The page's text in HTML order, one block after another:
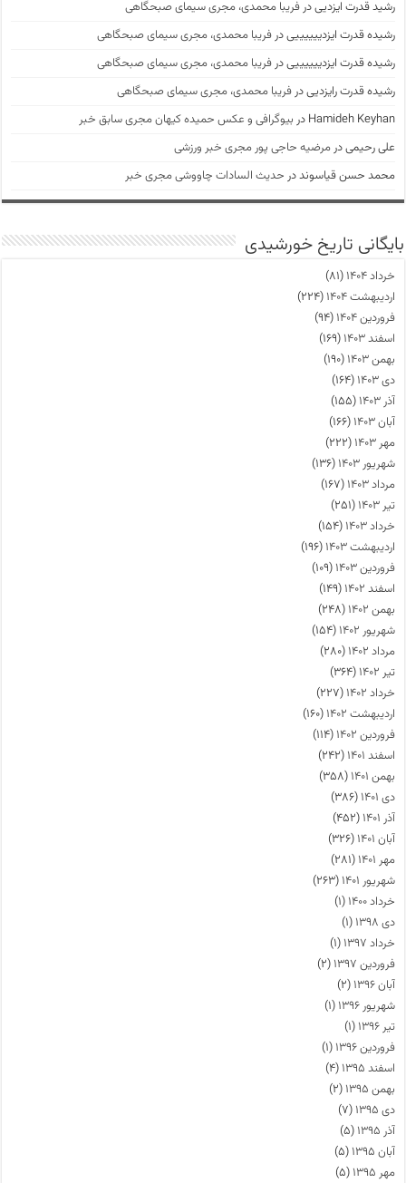
رشید قدرت ایزدییدرفریبا محمدی، مجری سیمای صبحگاهی
رشیده قدرت ایزدیییییییدرفریبا محمدی، مجری سیمای صبحگاهی
رشیده قدرت ایزدیییییییدرفریبا محمدی، مجری سیمای صبحگاهی
رشیده قدرت رایزدییدرفریبا محمدی، مجری سیمای صبحگاهی
Hamideh Keyhan در بیوگرافی و عکس حمیده کیهان مجری سابق خبر
علی رحیمیدرمرضیه حاجی پور مجری خبر ورزشی
محمد حسن قیاسونددر حدیث السادات چاووشی مجری خبر
بایگانی تاریخ خورشیدی
خرداد ۱۴۰۴
(۸۱)
اردیبهشت ۱۴۰۴
(۲۲۴)
فروردین ۱۴۰۴
(۹۴)
اسفند ۱۴۰۳
(۱۶۹)
بهمن ۱۴۰۳
(۱۹۰)
دی ۱۴۰۳
(۱۶۴)
آذر ۱۴۰۳
(۱۵۵)
آبان ۱۴۰۳
(۱۶۶)
مهر ۱۴۰۳
(۲۲۲)
شهریور ۱۴۰۳
(۱۳۶)
مرداد ۱۴۰۳
(۱۶۷)
تیر ۱۴۰۳
(۲۵۱)
خرداد ۱۴۰۳
(۱۵۴)
اردیبهشت ۱۴۰۳
(۱۹۶)
فروردین ۱۴۰۳
(۱۰۹)
اسفند ۱۴۰۲
(۱۴۹)
بهمن ۱۴۰۲
(۲۴۸)
شهریور ۱۴۰۲
(۱۵۴)
مرداد ۱۴۰۲
(۲۸۰)
تیر ۱۴۰۲
(۳۶۴)
خرداد ۱۴۰۲
(۲۲۷)
اردیبهشت ۱۴۰۲
(۱۶۰)
فروردین ۱۴۰۲
(۱۱۴)
اسفند ۱۴۰۱
(۲۴۲)
بهمن ۱۴۰۱
(۳۵۸)
دی ۱۴۰۱
(۳۸۶)
آذر ۱۴۰۱
(۴۵۲)
آبان ۱۴۰۱
(۳۲۶)
مهر ۱۴۰۱
(۲۸۱)
شهریور ۱۴۰۱
(۲۶۳)
خرداد ۱۴۰۰
(۱)
دی ۱۳۹۸
(۱)
خرداد ۱۳۹۷
(۱)
فروردین ۱۳۹۷
(۲)
آبان ۱۳۹۶
(۲)
شهریور ۱۳۹۶
(۱)
تیر ۱۳۹۶
(۱)
فروردین ۱۳۹۶
(۱)
اسفند ۱۳۹۵
(۴)
بهمن ۱۳۹۵
(۲)
دی ۱۳۹۵
(۷)
آذر ۱۳۹۵
(۵)
آبان ۱۳۹۵
(۵)
مهر ۱۳۹۵
(۵)